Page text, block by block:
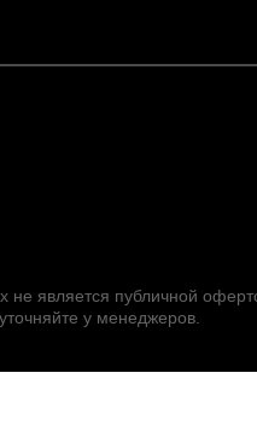
не является публичной
у менеджеров.